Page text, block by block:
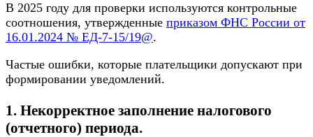
В 2025 году для проверки используются контрольные
соотношения, утвержденные приказом ФНС России от
16.01.2024 № ЕД-7-15/19@.
Частые ошибки, которые плательщики допускают при
формировании уведомлений.
1. Некорректное заполнение налогового
(отчетного) периода.